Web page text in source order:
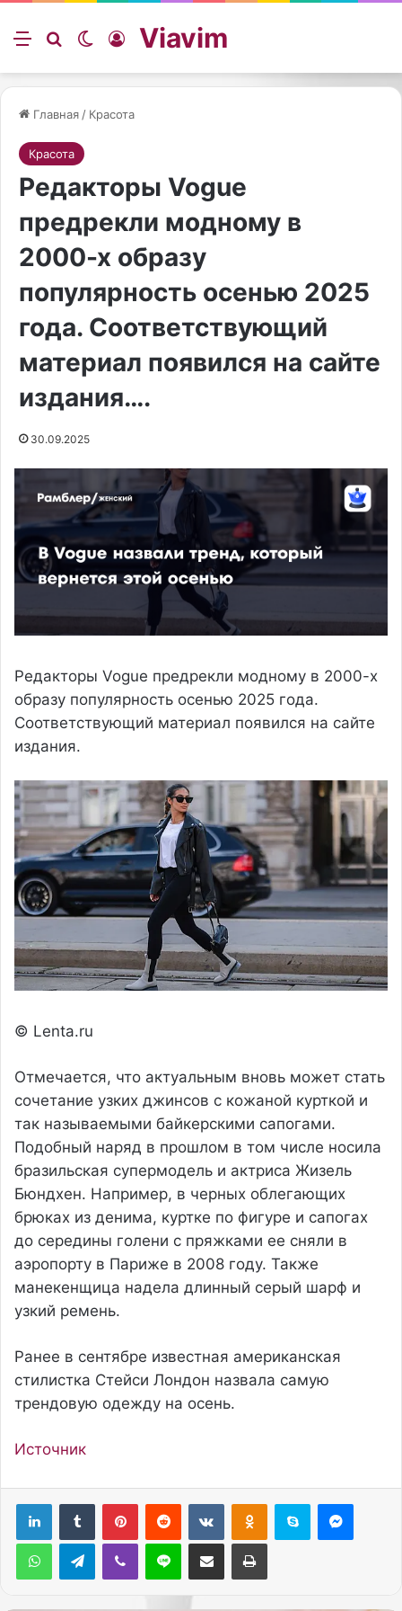
Меню ИскатьSwitch skin
Войти
Viavim
Главная / Красота
Красота
Редакторы Vogue
предрекли модному в
2000-х образу
популярность осенью 2025
года. Соответствующий
материал появился на сайте
издания….
30.09.2025
Редакторы Vogue предрекли модному в 2000-х
образу популярность осенью 2025 года.
Соответствующий материал появился на сайте
издания.
© Lenta.ru
Отмечается, что актуальным вновь может стать
сочетание узких джинсов с кожаной курткой и
так называемыми байкерскими сапогами.
Подобный наряд в прошлом в том числе носила
бразильская супермодель и актриса Жизель
Бюндхен. Например, в черных облегающих
брюках из денима, куртке по фигуре и сапогах
до середины голени с пряжками ее сняли в
аэропорту в Париже в 2008 году. Также
манекенщица надела длинный серый шарф и
узкий ремень.
Ранее в сентябре известная американская
стилистка Стейси Лондон назвала самую
трендовую одежду на осень.
Источник
Telegram